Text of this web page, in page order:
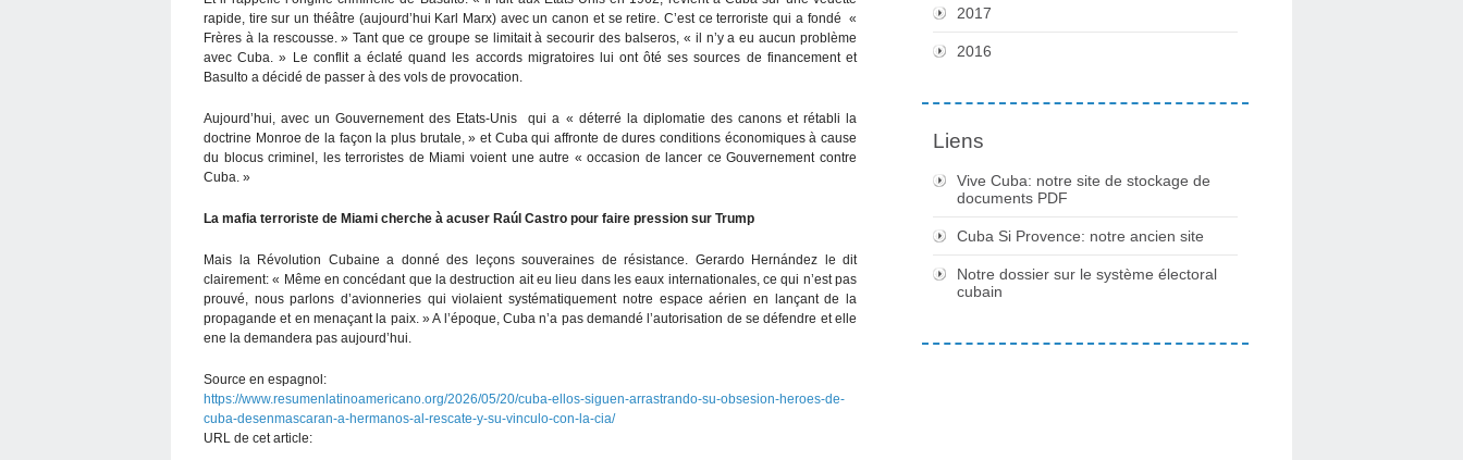
rapide, tire sur un théâtre (aujourd’hui Karl Marx) avec un canon et se retire. C’est ce terroriste qui a fondé «
Frères à la rescousse. » Tant que ce groupe se limitait à secourir des balseros, « il n’y a eu aucun problème
avec Cuba. » Le conflit a éclaté quand les accords migratoires lui ont ôté ses sources de financement et
Basulto a décidé de passer à des vols de provocation.
Aujourd’hui, avec un Gouvernement des Etats-Unis qui a « déterré la diplomatie des canons et rétabli la
doctrine Monroe de la façon la plus brutale, » et Cuba qui affronte de dures conditions économiques à cause
du blocus criminel, les terroristes de Miami voient une autre « occasion de lancer ce Gouvernement contre
Cuba. »
La mafia terroriste de Miami cherche à acuser Raúl Castro pour faire pression sur Trump
Mais la Révolution Cubaine a donné des leçons souveraines de résistance. Gerardo Hernández le dit
clairement: « Même en concédant que la destruction ait eu lieu dans les eaux internationales, ce qui n’est pas
prouvé, nous parlons d’avionneries qui violaient systématiquement notre espace aérien en lançant de la
propagande et en menaçant la paix. » A l’époque, Cuba n’a pas demandé l’autorisation de se défendre et elle
ene la demandera pas aujourd’hui.
Source en espagnol:
https://www.resumenlatinoamericano.org/2026/05/20/cuba-ellos-siguen-arrastrando-su-obsesion-heroes-de-
cuba-desenmascaran-a-hermanos-al-rescate-y-su-vinculo-con-la-cia/
URL de cet article:
2017
2016
Liens
Vive Cuba: notre site de stockage de
documents PDF
Cuba Si Provence: notre ancien site
Notre dossier sur le système électoral
cubain